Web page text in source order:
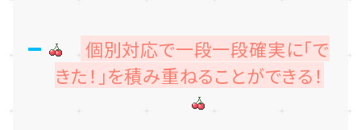
個別対応で一段一段確実に「で
きた！」を積み重ねることができる！